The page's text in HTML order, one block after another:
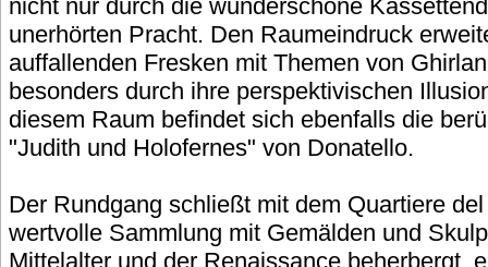
nicht nur durch die wunderschöne
unerhörten Pracht. Den Raumeindruck
auffallenden Fresken mit Themen von
besonders durch ihre perspektivischen
diesem Raum befindet sich ebenfalls die
"Judith und Holofernes" von Donatello.
Der Rundgang schließt mit dem Quartiere
wertvolle Sammlung mit Gemälden und
Mittelalter und der Renaissance beherbergt,